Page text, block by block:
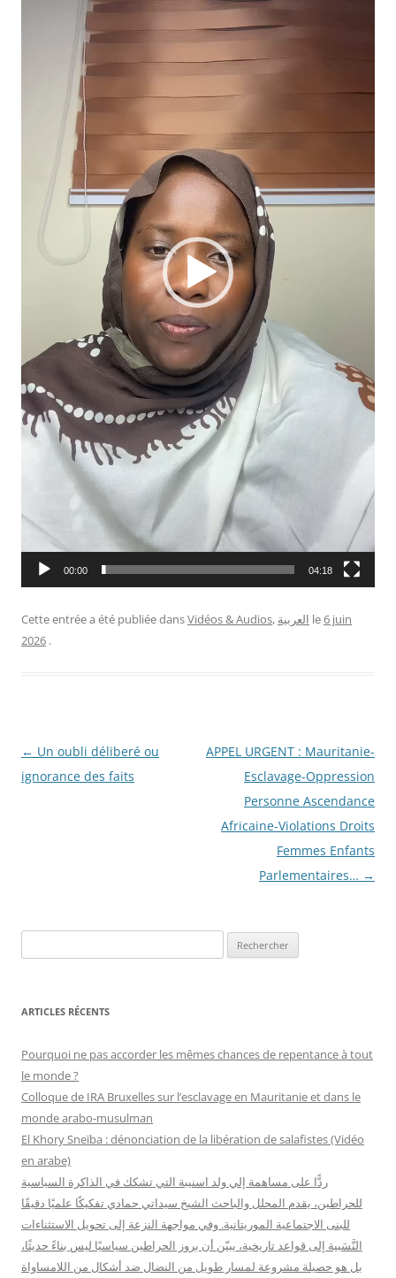
00:00 04:18
Cette entrée a été publiée dansVidéos & Audios, العربية le6 juin
2026 .
Navigation
des
← Un oubli déliberé ou
ignorance des faits
APPEL URGENT : Mauritanie-
Esclavage-Oppression
Personne Ascendance
Africaine-Violations Droits
Femmes Enfants
Parlementaires… →
e
h
r
c
h
r
ARTICLES RÉCENTS
Pourquoi ne pas accorder les mêmes chances de repentance à tout
le monde ?
Colloque de IRA Bruxelles sur l’esclavage en Mauritanie et dans le
monde arabo-musulman
El Khory Sneïba : dénonciation de la libération de salafistes (Vidéo
en arabe)
ردًّا على مساهمة إلي ولد اسنيبة التي تشكك في الذاكرة السياسية
للحراطين، يقدم المحلل والباحث الشيخ سيداتي حمادي تفكيكًا علميًا دقيقًا
للبنى الاجتماعية الموريتانية. وفي مواجهة النزعة إلى تحويل الاستثناءات
النَّسَبية إلى قواعد تاريخية، يبيّن أن بروز الحراطين سياسيًا ليس بناءً حديثًا،
بل هو حصيلة مشروعة لمسار طويل من النضال ضد أشكال من اللامساواة